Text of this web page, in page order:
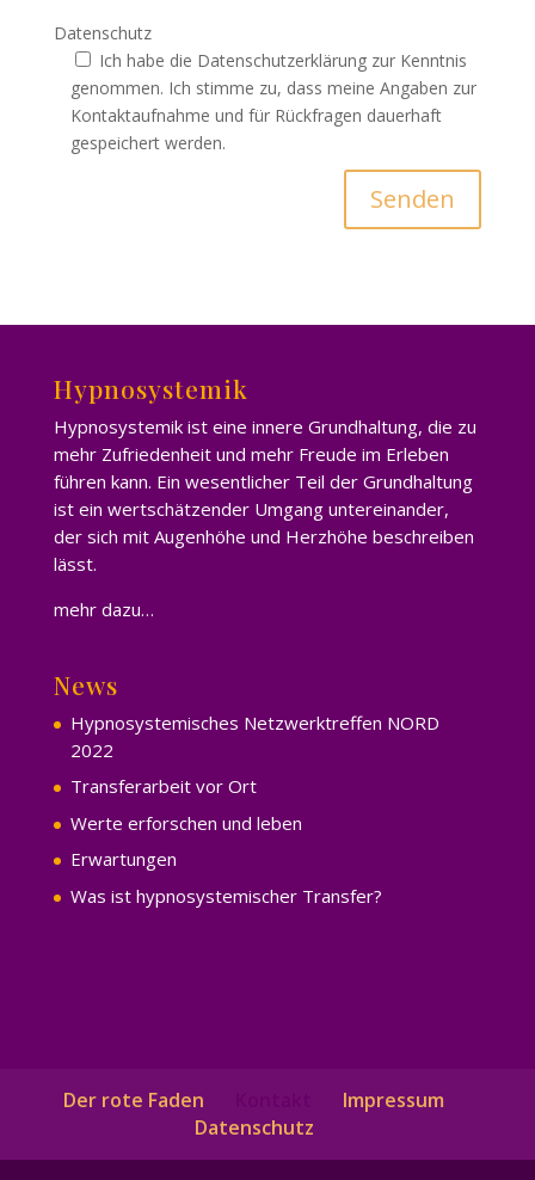
Datenschutz
Ich habe die Datenschutzerklärung zur Kenntnis
genommen. Ich stimme zu, dass meine Angaben zur
Kontaktaufnahme und für Rückfragen dauerhaft
gespeichert werden.
l
s
e
d
i
e
s
e
l
e
r
Hypnosystemik
Hypnosystemik ist eine innere Grundhaltung, die zu
mehr Zufriedenheit und mehr Freude im Erleben
führen kann. Ein wesentlicher Teil der Grundhaltung
ist ein wertschätzender Umgang untereinander,
der sich mit Augenhöhe und Herzhöhe beschreiben
lässt.
mehr dazu…
News
Hypnosystemisches Netzwerktreffen NORD
2022
Transferarbeit vor Ort
Werte erforschen und leben
Erwartungen
Was ist hypnosystemischer Transfer?
Der rote Faden
Impressum
Datenschutz